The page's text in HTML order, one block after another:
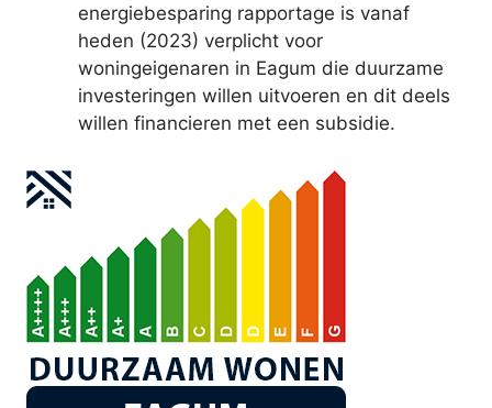
energiebesparing rapportage is vanaf
heden (2023) verplicht voor
woningeigenaren in Eagum die duurzame
investeringen willen uitvoeren en dit deels
willen financieren met een subsidie.